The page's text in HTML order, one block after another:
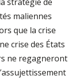
maliennes
que la crise
crise des États
ne regagneront